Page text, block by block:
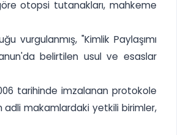
otopsi tutanakları, mahkeme
vurgulanmış, "Kimlik Paylaşımı
belirtilen usul ve esaslar
tarihinde imzalanan protokole
adli makamlardaki yetkili birimler,